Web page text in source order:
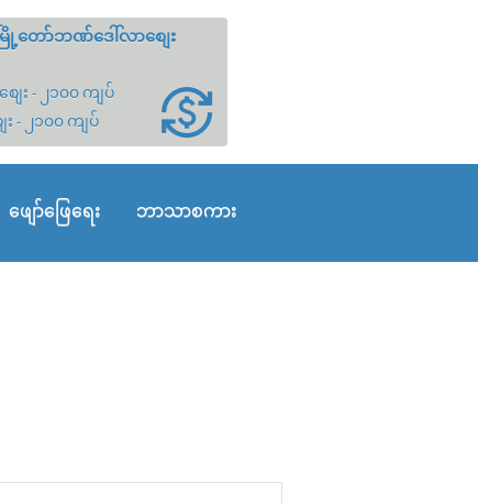
တော်ဘဏ်ဒေါ်လာစျေး
ျေး - ၂၁၀၀ ကျပ်
- ၂၁၀၀ ကျပ်
ဖျော်ဖြေရေး ဘာသာစကား